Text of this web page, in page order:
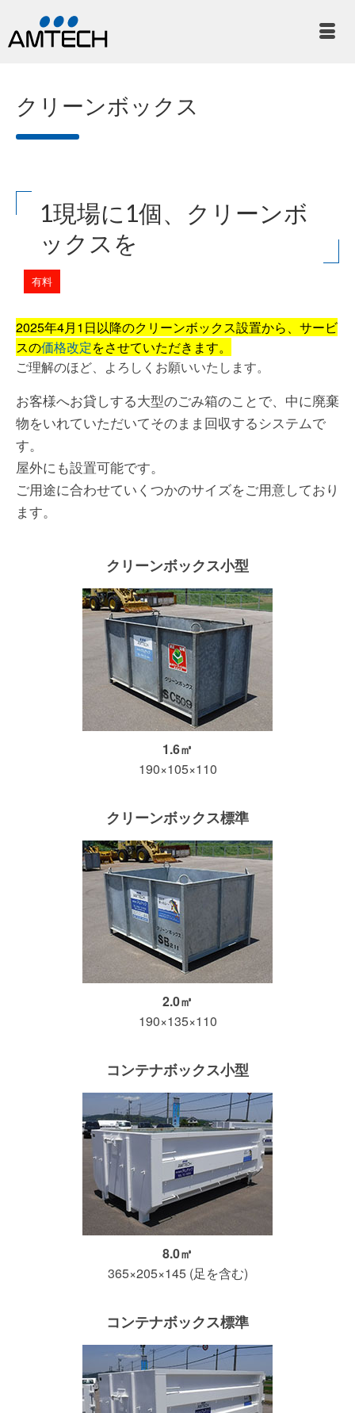
クリーンボックス
1現場に1個、クリーンボ
ックスを
有料
2025年4月1日以降のクリーンボックス設置から、サービ
スの価格改定をさせていただきます。
ご理解のほど、よろしくお願いいたします。
お客様へお貸しする大型のごみ箱のことで、中に廃棄
物をいれていただいてそのまま回収するシステムで
す。
屋外にも設置可能です。
ご用途に合わせていくつかのサイズをご用意しており
ます。
クリーンボックス小型
1.6㎥
190×105×110
クリーンボックス標準
2.0㎥
190×135×110
コンテナボックス小型
8.0㎥
365×205×145 (足を含む)
コンテナボックス標準